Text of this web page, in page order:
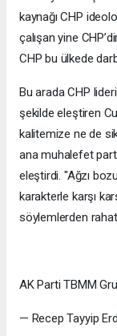
kaynağı CHP
çalışan yine
CHP bu ülkede
Bu arada CHP
şekilde eleştiren
kalitemize ne de
ana muhalefet
eleştirdi. "Ağzı
karakterle karşı
söylemlerden
AK Parti TBMM
— Recep Tayyip